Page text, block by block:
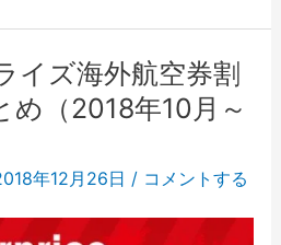
イズ海外航空券割
め（2018年10月～
年12月26日 / コメントする